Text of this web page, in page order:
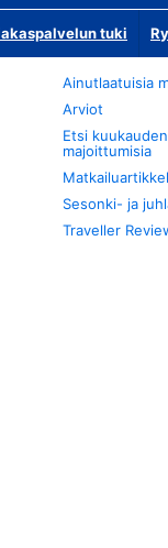
tuki
Ainutlaatuisia
Arviot
Etsi
majoittumisia
Sesonki- ja
Traveller